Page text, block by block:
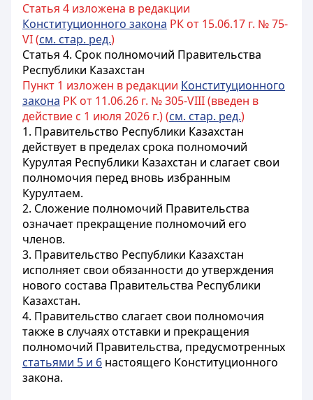
Статья 4 изложена в редакции
Конституционного закона РК от 15.06.17 г. № 75-
VI (см. стар. ред.)
Статья 4. Срок полномочий Правительства
Республики Казахстан
Пункт 1 изложен в редакции Конституционного
закона РК от 11.06.26 г. № 305-VIII (введен в
действие с 1 июля 2026 г.) (см. стар. ред.)
1. Правительство Республики Казахстан
действует в пределах срока полномочий
Курултая Республики Казахстан и слагает свои
полномочия перед вновь избранным
Курултаем.
2. Сложение полномочий Правительства
означает прекращение полномочий его
членов.
3. Правительство Республики Казахстан
исполняет свои обязанности до утверждения
нового состава Правительства Республики
Казахстан.
4. Правительство слагает свои полномочия
также в случаях отставки и прекращения
полномочий Правительства, предусмотренных
статьями 5 и 6 настоящего Конституционного
закона.